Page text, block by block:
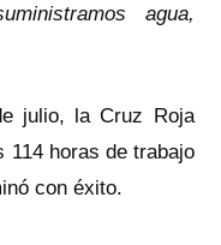
agua,
julio, la Cruz Roja
114 horas de trabajo
con éxito.